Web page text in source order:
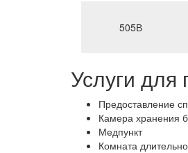
505В
Услуги для
Предоставление
Камера хранения
Медпункт
Комната